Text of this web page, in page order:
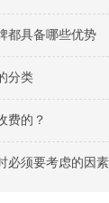
都具备哪些优势
分类
费的？
必须要考虑的因素